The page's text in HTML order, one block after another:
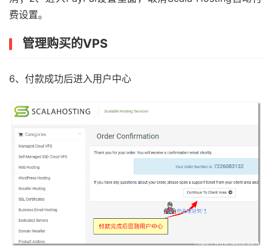
费设置。
管理购买的VPS
6、付款成功后进入用户中心